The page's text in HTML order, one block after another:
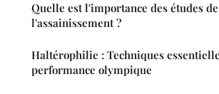
Quelle est l'importance des études
l'assainissement ?
Haltérophilie : Techniques
performance olympique